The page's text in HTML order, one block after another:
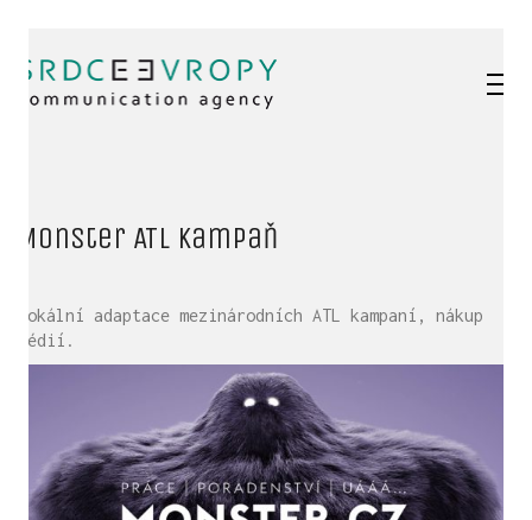
Monster ATL kampaň
Lokální adaptace mezinárodních ATL kampaní, nákup
médií.